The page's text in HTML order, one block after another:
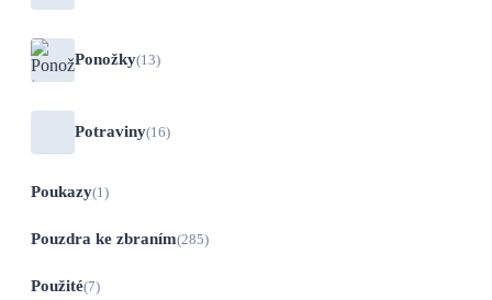
Ponožky(13)
Potraviny(16)
Poukazy(1)
Pouzdra ke zbraním(285)
Použité(7)